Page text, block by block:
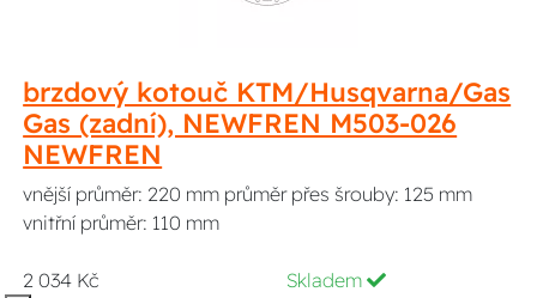
brzdový kotouč KTM/Husqvarna/Gas
Gas (zadní), NEWFREN M503-026
NEWFREN
vnější průměr: 220 mm průměr přes šrouby: 125 mm
vnitřní průměr: 110 mm
2 034 Kč
Skladem